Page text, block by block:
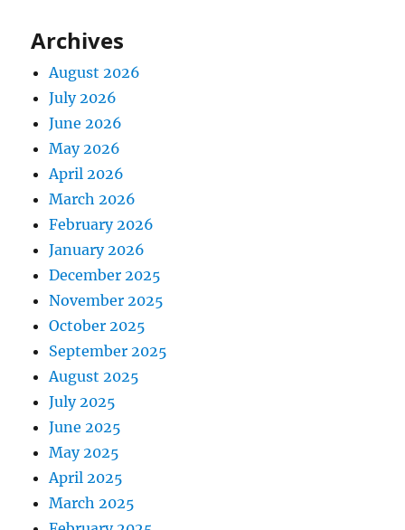
Archives
August 2026
July 2026
June 2026
May 2026
April 2026
March 2026
February 2026
January 2026
December 2025
November 2025
October 2025
September 2025
August 2025
July 2025
June 2025
May 2025
April 2025
March 2025